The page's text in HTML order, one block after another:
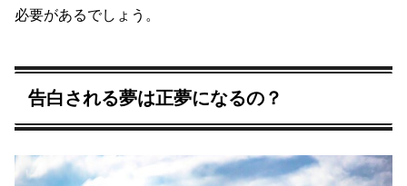
必要があるでしょう。
告白される夢は正夢になるの？